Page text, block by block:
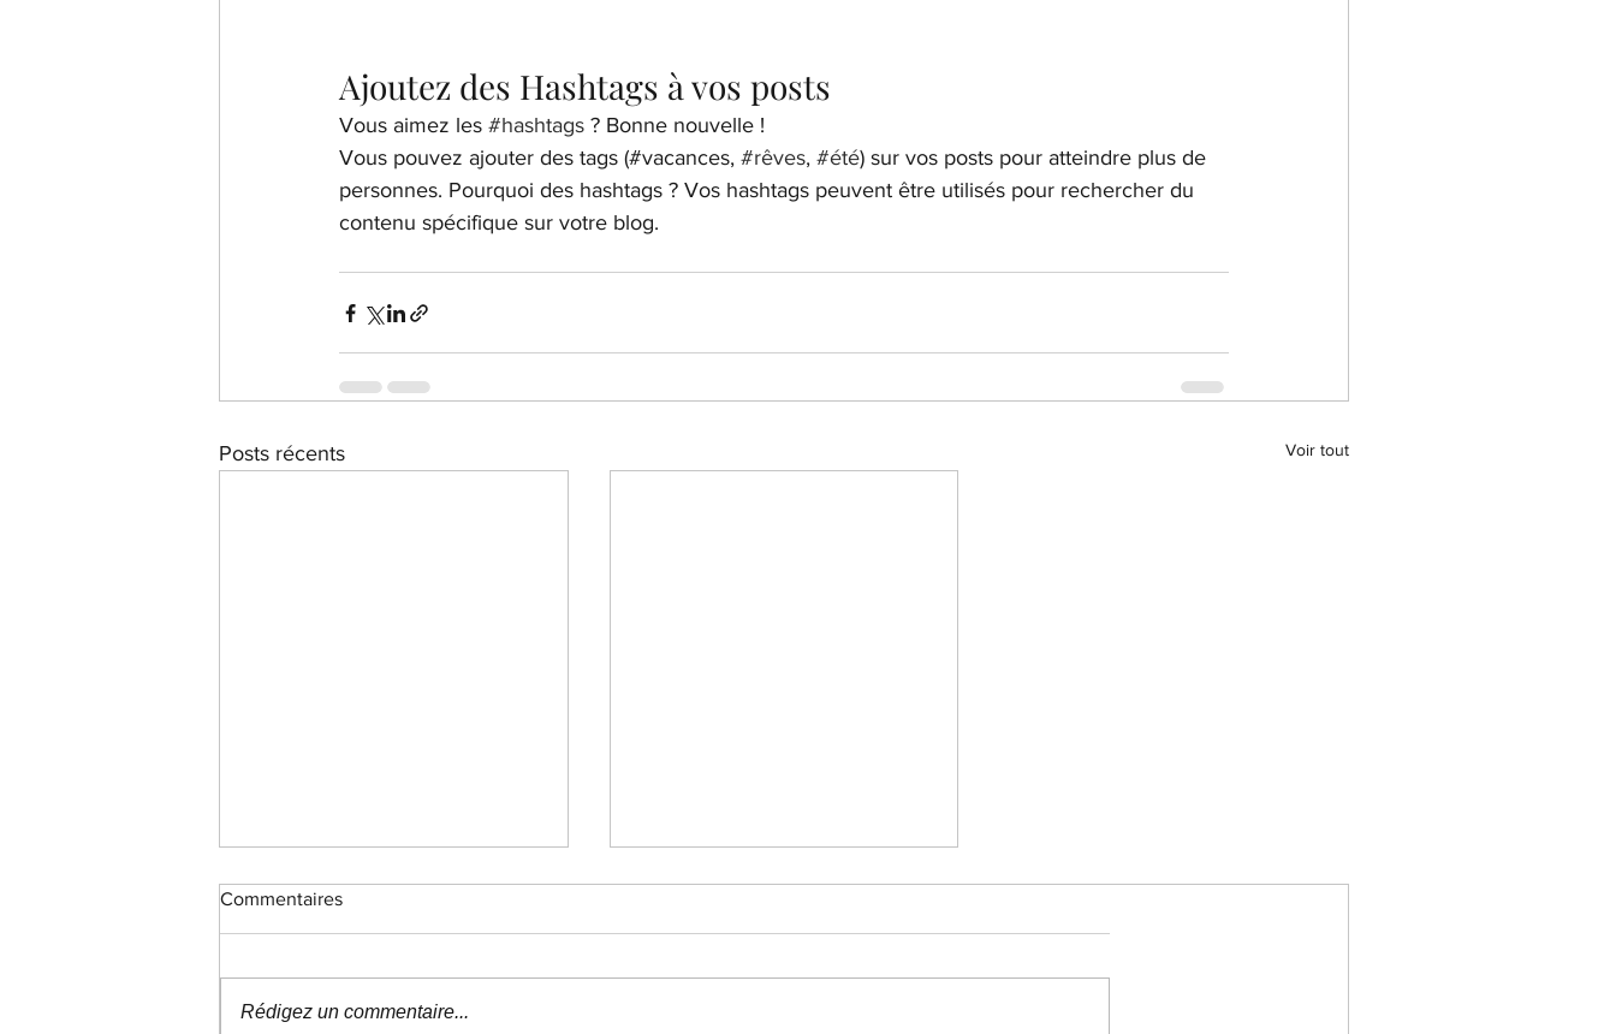
Ajoutez des Hashtags à vos posts
Vous aimez les #hashtags ? Bonne nouvelle !
Vous pouvez ajouter des tags (#vacances, #rêves, #été) sur vos posts pour atteindre plus de
personnes. Pourquoi des hashtags ? Vos hashtags peuvent être utilisés pour rechercher du
contenu spécifique sur votre blog.
Posts récents Voir tout
Commentaires
Rédigez un commentaire...